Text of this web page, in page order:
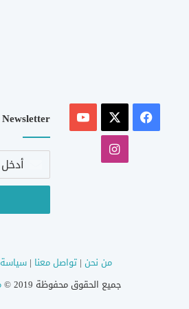
فيسبوك
‫YouTube
انستقرام
Newsletter
أدخل
الإلكتروني
من نحن |تواصل معنا |
جميع الحقوق محفوظة 2019 ©